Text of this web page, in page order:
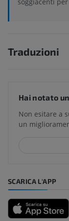
Traduzioni
Hai notato
Non esitare a
un
SCARICA L'APP